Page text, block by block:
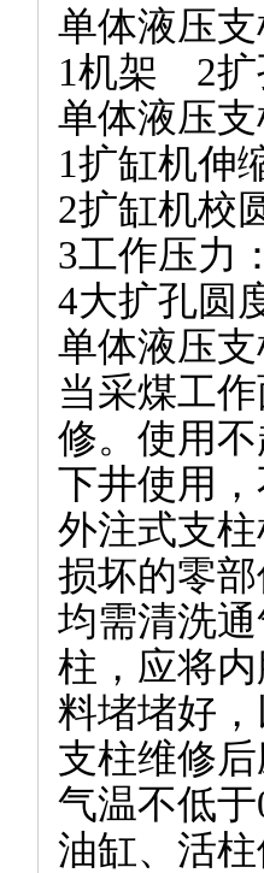
单体液压
1机架 2扩
单体液压
1扩缸机伸
2扩缸机校
3工作压力
4大扩孔圆
单体液压
当采煤工
修。使用
下井使用
外注式支
损坏的零
均需清洗
柱，应将
料堵堵好
支柱维修
气温不低
油缸、活